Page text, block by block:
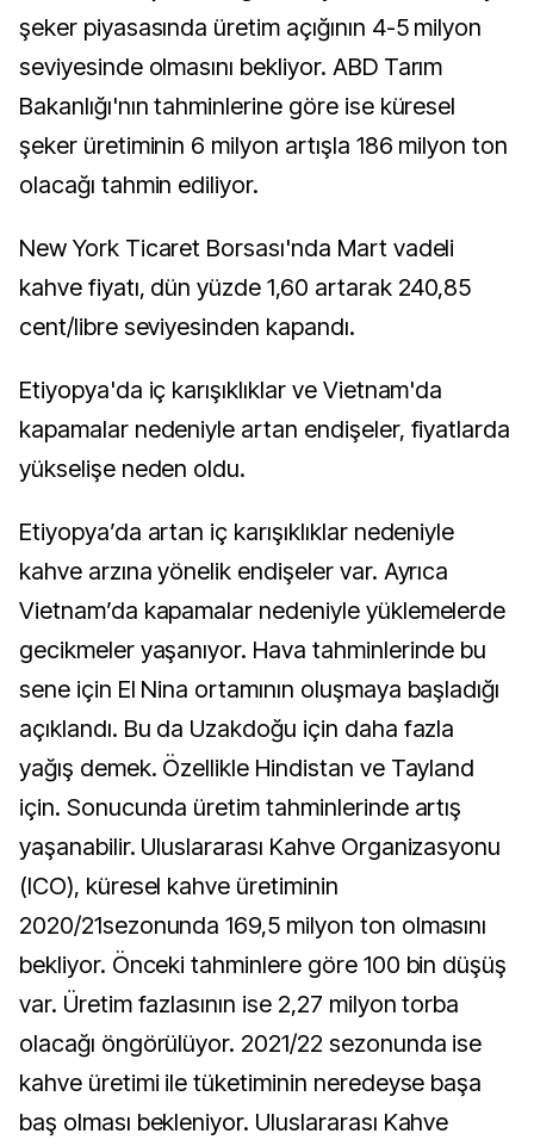
şeker piyasasında üretim açığının 4-5 milyon
seviyesinde olmasını bekliyor. ABD Tarım
Bakanlığı'nın tahminlerine göre ise küresel
şeker üretiminin 6 milyon artışla 186 milyon ton
olacağı tahmin ediliyor.
New York Ticaret Borsası'nda Mart vadeli
kahve fiyatı, dün yüzde 1,60 artarak 240,85
cent/libre seviyesinden kapandı.
Etiyopya'da iç karışıklıklar ve Vietnam'da
kapamalar nedeniyle artan endişeler, fiyatlarda
yükselişe neden oldu.
Etiyopya’da artan iç karışıklıklar nedeniyle
kahve arzına yönelik endişeler var. Ayrıca
Vietnam’da kapamalar nedeniyle yüklemelerde
gecikmeler yaşanıyor. Hava tahminlerinde bu
sene için El Nina ortamının oluşmaya başladığı
açıklandı. Bu da Uzakdoğu için daha fazla
yağış demek. Özellikle Hindistan ve Tayland
için. Sonucunda üretim tahminlerinde artış
yaşanabilir. Uluslararası Kahve Organizasyonu
(ICO), küresel kahve üretiminin
2020/21sezonunda 169,5 milyon ton olmasını
bekliyor. Önceki tahminlere göre 100 bin düşüş
var. Üretim fazlasının ise 2,27 milyon torba
olacağı öngörülüyor. 2021/22 sezonunda ise
kahve üretimi ile tüketiminin neredeyse başa
baş olması bekleniyor. Uluslararası Kahve